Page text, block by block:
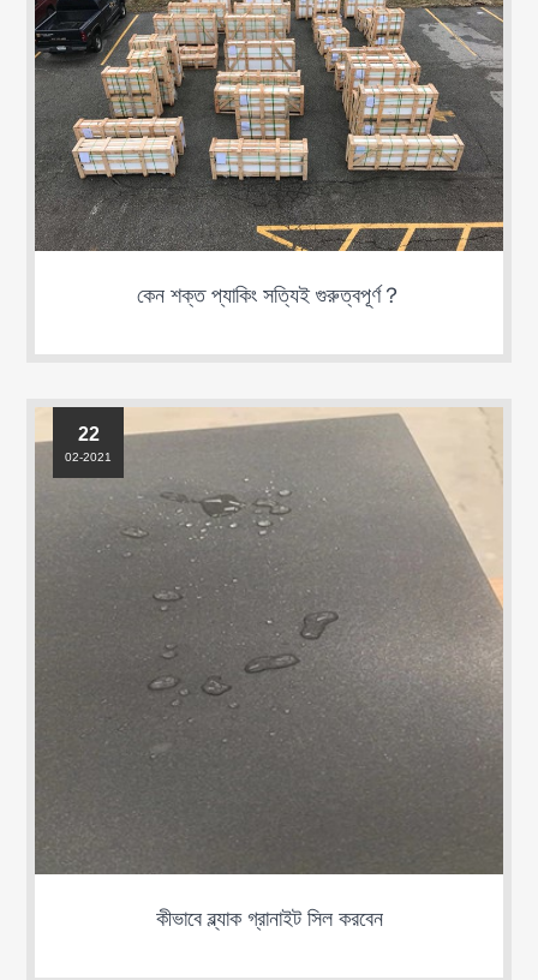
কেন শক্ত প্যাকিং সত্যিই গুরুত্বপূর্ণ？
কীভাবে ব্ল্যাক গ্রানাইট সিল করবেন
22
02-2021